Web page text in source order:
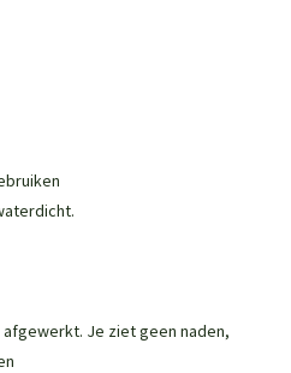
Je ziet geen naden,